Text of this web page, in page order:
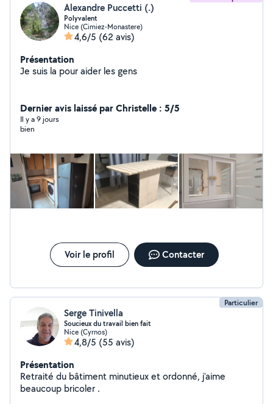
Alexandre Puccetti (.)
Polyvalent
Nice (Cimiez-Monastere)
4,6/5 (62 avis)
Présentation
Je suis la pour aider les gens
Dernier avis laissé par Christelle : 5/5
Il y a 9 jours
bien
Voir le profil Contacter
Particulier
Serge Tinivella
Soucieux du travail bien fait
Nice (Cyrnos)
4,8/5 (55 avis)
Présentation
Retraité du bâtiment minutieux et ordonné, j'aime
beaucoup bricoler .